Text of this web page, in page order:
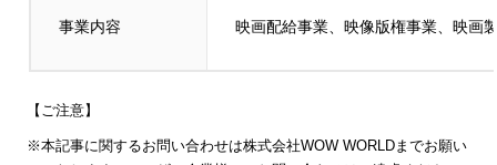
事業内容 映画配給事業、映像版権事業、映画
【ご注意】
※本記事に関するお問い合わせは株式会社WOW WORLDまでお願い